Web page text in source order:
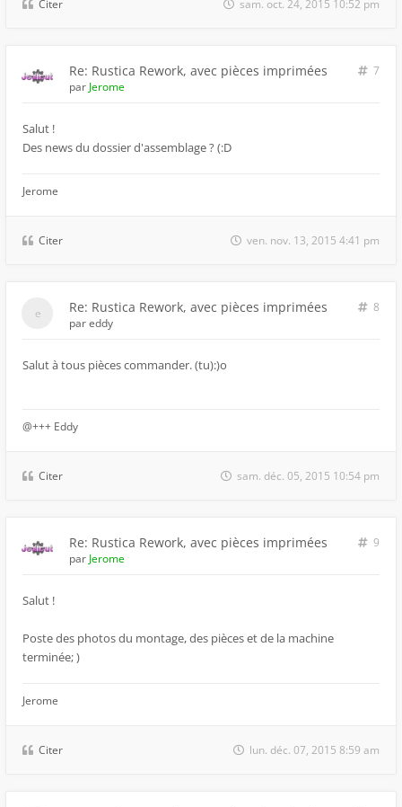
Citer sam. oct. 24, 2015 10:52 pm
Re: Rustica Rework, avec pièces imprimées
7
par Jerome
Salut !
Des news du dossier d'assemblage ? (:D
Jerome
Citer ven. nov. 13, 2015 4:41 pm
Re: Rustica Rework, avec pièces imprimées
8
pareddy
Salut à tous pièces commander. (tu):)o
@+++ Eddy
Citer sam. déc. 05, 2015 10:54 pm
Re: Rustica Rework, avec pièces imprimées
9
par Jerome
Salut !
Poste des photos du montage, des pièces et de la machine
terminée; )
Jerome
Citer lun. déc. 07, 2015 8:59 am